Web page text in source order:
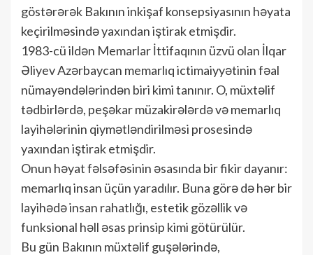
göstərərək Bakının inkişaf konsepsiyasının həyata
keçirilməsində yaxından iştirak etmişdir.
1983-cü ildən Memarlar İttifaqının üzvü olan İlqar
Əliyev Azərbaycan memarlıq ictimaiyyətinin fəal
nümayəndələrindən biri kimi tanınır. O, müxtəlif
tədbirlərdə, peşəkar müzakirələrdə və memarlıq
layihələrinin qiymətləndirilməsi prosesində
yaxından iştirak etmişdir.
Onun həyat fəlsəfəsinin əsasında bir fikir dayanır:
memarlıq insan üçün yaradılır. Buna görə də hər bir
layihədə insan rahatlığı, estetik gözəllik və
funksional həll əsas prinsip kimi götürülür.
Bu gün Bakının müxtəlif guşələrində,